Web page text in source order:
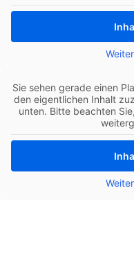
Sie sehen gerade einen
den eigent­li­chen Inhalt
unten. Bitte beach­ten